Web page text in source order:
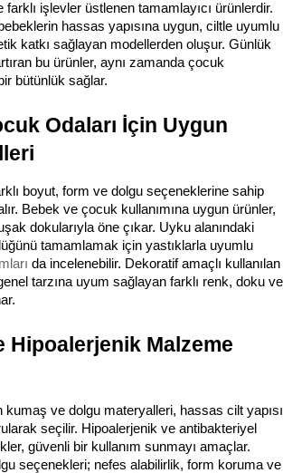
farklı işlevler üstlenen tamamlayıcı ürünlerdir.
hassas yapısına uygun, ciltle uyumlu
katkı sağlayan modellerden oluşur. Günlük
bu ürünler, aynı zamanda çocuk
bütünlük sağlar.
Odaları İçin Uygun
boyut, form ve dolgu seçeneklerine sahip
Bebek ve çocuk kullanımına uygun ürünler,
dokularıyla öne çıkar. Uyku alanındaki
da incelenebilir. Dekoratif amaçlı kullanılan
tarzına uyum sağlayan farklı renk, doku ve
Hipoalerjenik Malzeme
kumaş ve dolgu materyalleri, hassas cilt yapısı
seçilir. Hipoalerjenik ve antibakteriyel
güvenli bir kullanım sunmayı amaçlar.
seçenekleri; nefes alabilirlik, form koruma ve